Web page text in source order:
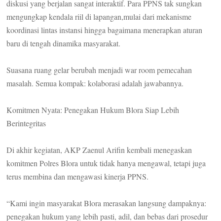
diskusi yang berjalan sangat interaktif. Para PPNS tak sungkan
mengungkap kendala riil di lapangan,mulai dari mekanisme
koordinasi lintas instansi hingga bagaimana menerapkan aturan
baru di tengah dinamika masyarakat.
Suasana ruang gelar berubah menjadi war room pemecahan
masalah. Semua kompak: kolaborasi adalah jawabannya.
Komitmen Nyata: Penegakan Hukum Blora Siap Lebih
Berintegritas
Di akhir kegiatan, AKP Zaenul Arifin kembali menegaskan
komitmen Polres Blora untuk tidak hanya mengawal, tetapi juga
terus membina dan mengawasi kinerja PPNS.
“Kami ingin masyarakat Blora merasakan langsung dampaknya:
penegakan hukum yang lebih pasti, adil, dan bebas dari prosedur